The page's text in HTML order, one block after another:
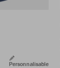
Personnalisable